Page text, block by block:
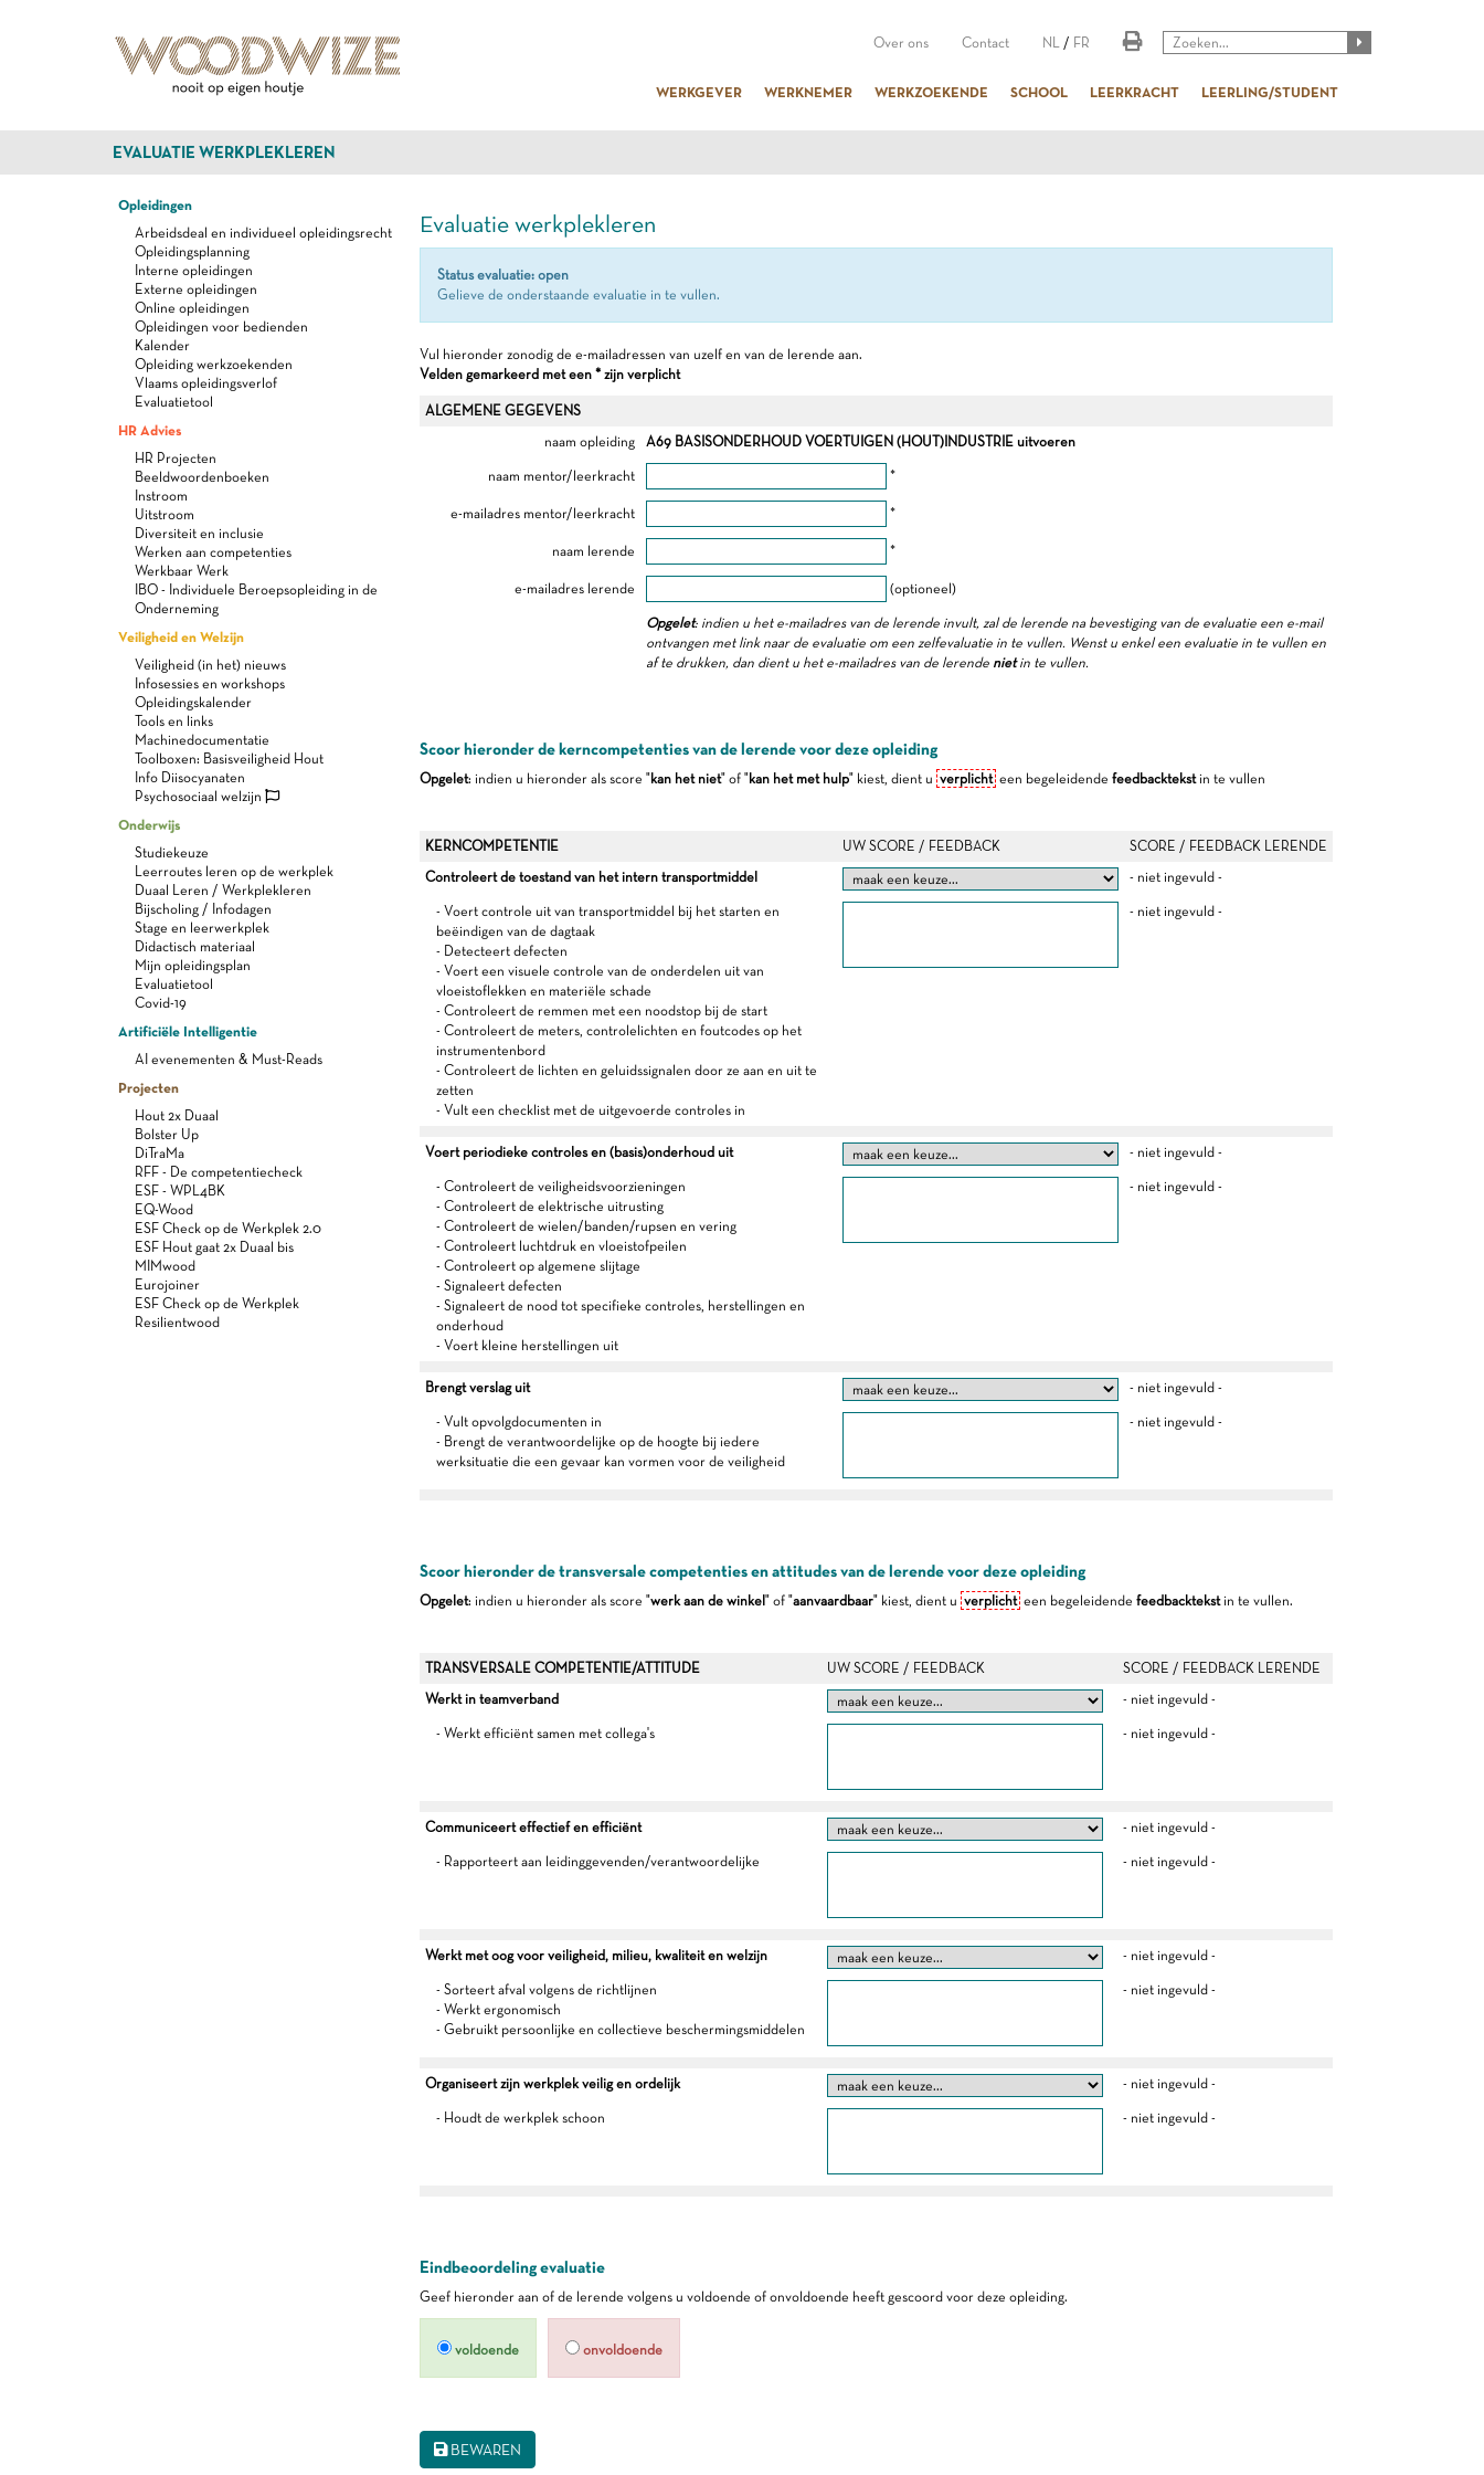
Over ons Contact NL / FR
WERKGEVER WERKNEMER WERKZOEKENDE SCHOOL LEERKRACHT LEERLING/STUDENT
EVALUATIE WERKPLEKLEREN
Opleidingen
Arbeidsdeal en individueel opleidingsrecht
Opleidingsplanning
Interne opleidingen
Externe opleidingen
Online opleidingen
Opleidingen voor bedienden
Kalender
Opleiding werkzoekenden
Vlaams opleidingsverlof
Evaluatietool
HR Advies
HR Projecten
Beeldwoordenboeken
Instroom
Uitstroom
Diversiteit en inclusie
Werken aan competenties
Werkbaar Werk
IBO - Individuele Beroepsopleiding in de
Onderneming
Veiligheid en Welzijn
Veiligheid (in het) nieuws
Infosessies en workshops
Opleidingskalender
Tools en links
Machinedocumentatie
Toolboxen: Basisveiligheid Hout
Info Diisocyanaten
Psychosociaal welzijn
Onderwijs
Studiekeuze
Leerroutes leren op de werkplek
Duaal Leren / Werkplekleren
Bijscholing / Infodagen
Stage en leerwerkplek
Didactisch materiaal
Mijn opleidingsplan
Evaluatietool
Covid-19
Artificiële Intelligentie
AI evenementen & Must-Reads
Projecten
Hout 2x Duaal
Bolster Up
DiTraMa
RFF - De competentiecheck
ESF - WPL4BK
EQ-Wood
ESF Check op de Werkplek 2.0
ESF Hout gaat 2x Duaal bis
MIMwood
Eurojoiner
ESF Check op de Werkplek
Resilientwood
Evaluatie werkplekleren
Status evaluatie: open
Gelieve de onderstaande evaluatie in te vullen.
Vul hieronder zonodig de e-mailadressen van uzelf en van de lerende aan.
Velden gemarkeerd met een * zijn verplicht
ALGEMENE GEGEVENS
naam opleiding
A69 BASISONDERHOUD VOERTUIGEN (HOUT)INDUSTRIE uitvoeren
naam mentor/leerkracht *
e-mailadres mentor/leerkracht *
naam lerende *
e-mailadres lerende (optioneel)
Opgelet: indien u het e-mailadres van de lerende invult, zal de lerende na bevestiging van de evaluatie een e-mail
ontvangen met link naar de evaluatie om een zelfevaluatie in te vullen. Wenst u enkel een evaluatie in te vullen en
af te drukken, dan dient u het e-mailadres van de lerende nietin te vullen.
Scoor hieronder de kerncompetenties van de lerende voor deze opleiding
Opgelet: indien u hieronder als score "kan het niet" of "kan het met hulp" kiest, dient u verplichteen begeleidende feedbacktekstin te vullen
KERNCOMPETENTIE UW SCORE / FEEDBACK
SCORE / FEEDBACK LERENDE
Controleert de toestand van het intern transportmiddel
- niet ingevuld -
- Voert controle uit van transportmiddel bij het starten en
beëindigen van de dagtaak
- Detecteert defecten
- Voert een visuele controle van de onderdelen uit van
vloeistoflekken en materiële schade
- Controleert de remmen met een noodstop bij de start
- Controleert de meters, controlelichten en foutcodes op het
instrumentenbord
- Controleert de lichten en geluidssignalen door ze aan en uit te
zetten
- Vult een checklist met de uitgevoerde controles in
- niet ingevuld -
Voert periodieke controles en (basis)onderhoud uit - niet ingevuld -
- Controleert de veiligheidsvoorzieningen
- Controleert de elektrische uitrusting
- Controleert de wielen/banden/rupsen en vering
- Controleert luchtdruk en vloeistofpeilen
- Controleert op algemene slijtage
- Signaleert defecten
- Signaleert de nood tot specifieke controles, herstellingen en
onderhoud
- Voert kleine herstellingen uit
- niet ingevuld -
Brengt verslag uit - niet ingevuld -
- Vult opvolgdocumenten in
- Brengt de verantwoordelijke op de hoogte bij iedere
werksituatie die een gevaar kan vormen voor de veiligheid
- niet ingevuld -
Scoor hieronder de transversale competenties en attitudes van de lerende voor deze opleiding
Opgelet: indien u hieronder als score "werk aan de winkel " of "aanvaardbaar" kiest, dient u verplichteen begeleidende feedbacktekstin te vullen.
TRANSVERSALE COMPETENTIE/ATTITUDE UW SCORE / FEEDBACK
SCORE / FEEDBACK LERENDE
Werkt in teamverband
- niet ingevuld -
- Werkt efficiënt samen met collega's - niet ingevuld -
Communiceert effectief en efficiënt - niet ingevuld -
- Rapporteert aan leidinggevenden/verantwoordelijke - niet ingevuld -
Werkt met oog voor veiligheid, milieu, kwaliteit en welzijn - niet ingevuld -
- Sorteert afval volgens de richtlijnen
- Werkt ergonomisch
- Gebruikt persoonlijke en collectieve beschermingsmiddelen
- niet ingevuld -
Organiseert zijn werkplek veilig en ordelijk - niet ingevuld -
- Houdt de werkplek schoon - niet ingevuld -
Eindbeoordeling evaluatie
Geef hieronder aan of de lerende volgens u voldoende of onvoldoende heeft gescoord voor deze opleiding.
voldoende onvoldoende
BEWAREN